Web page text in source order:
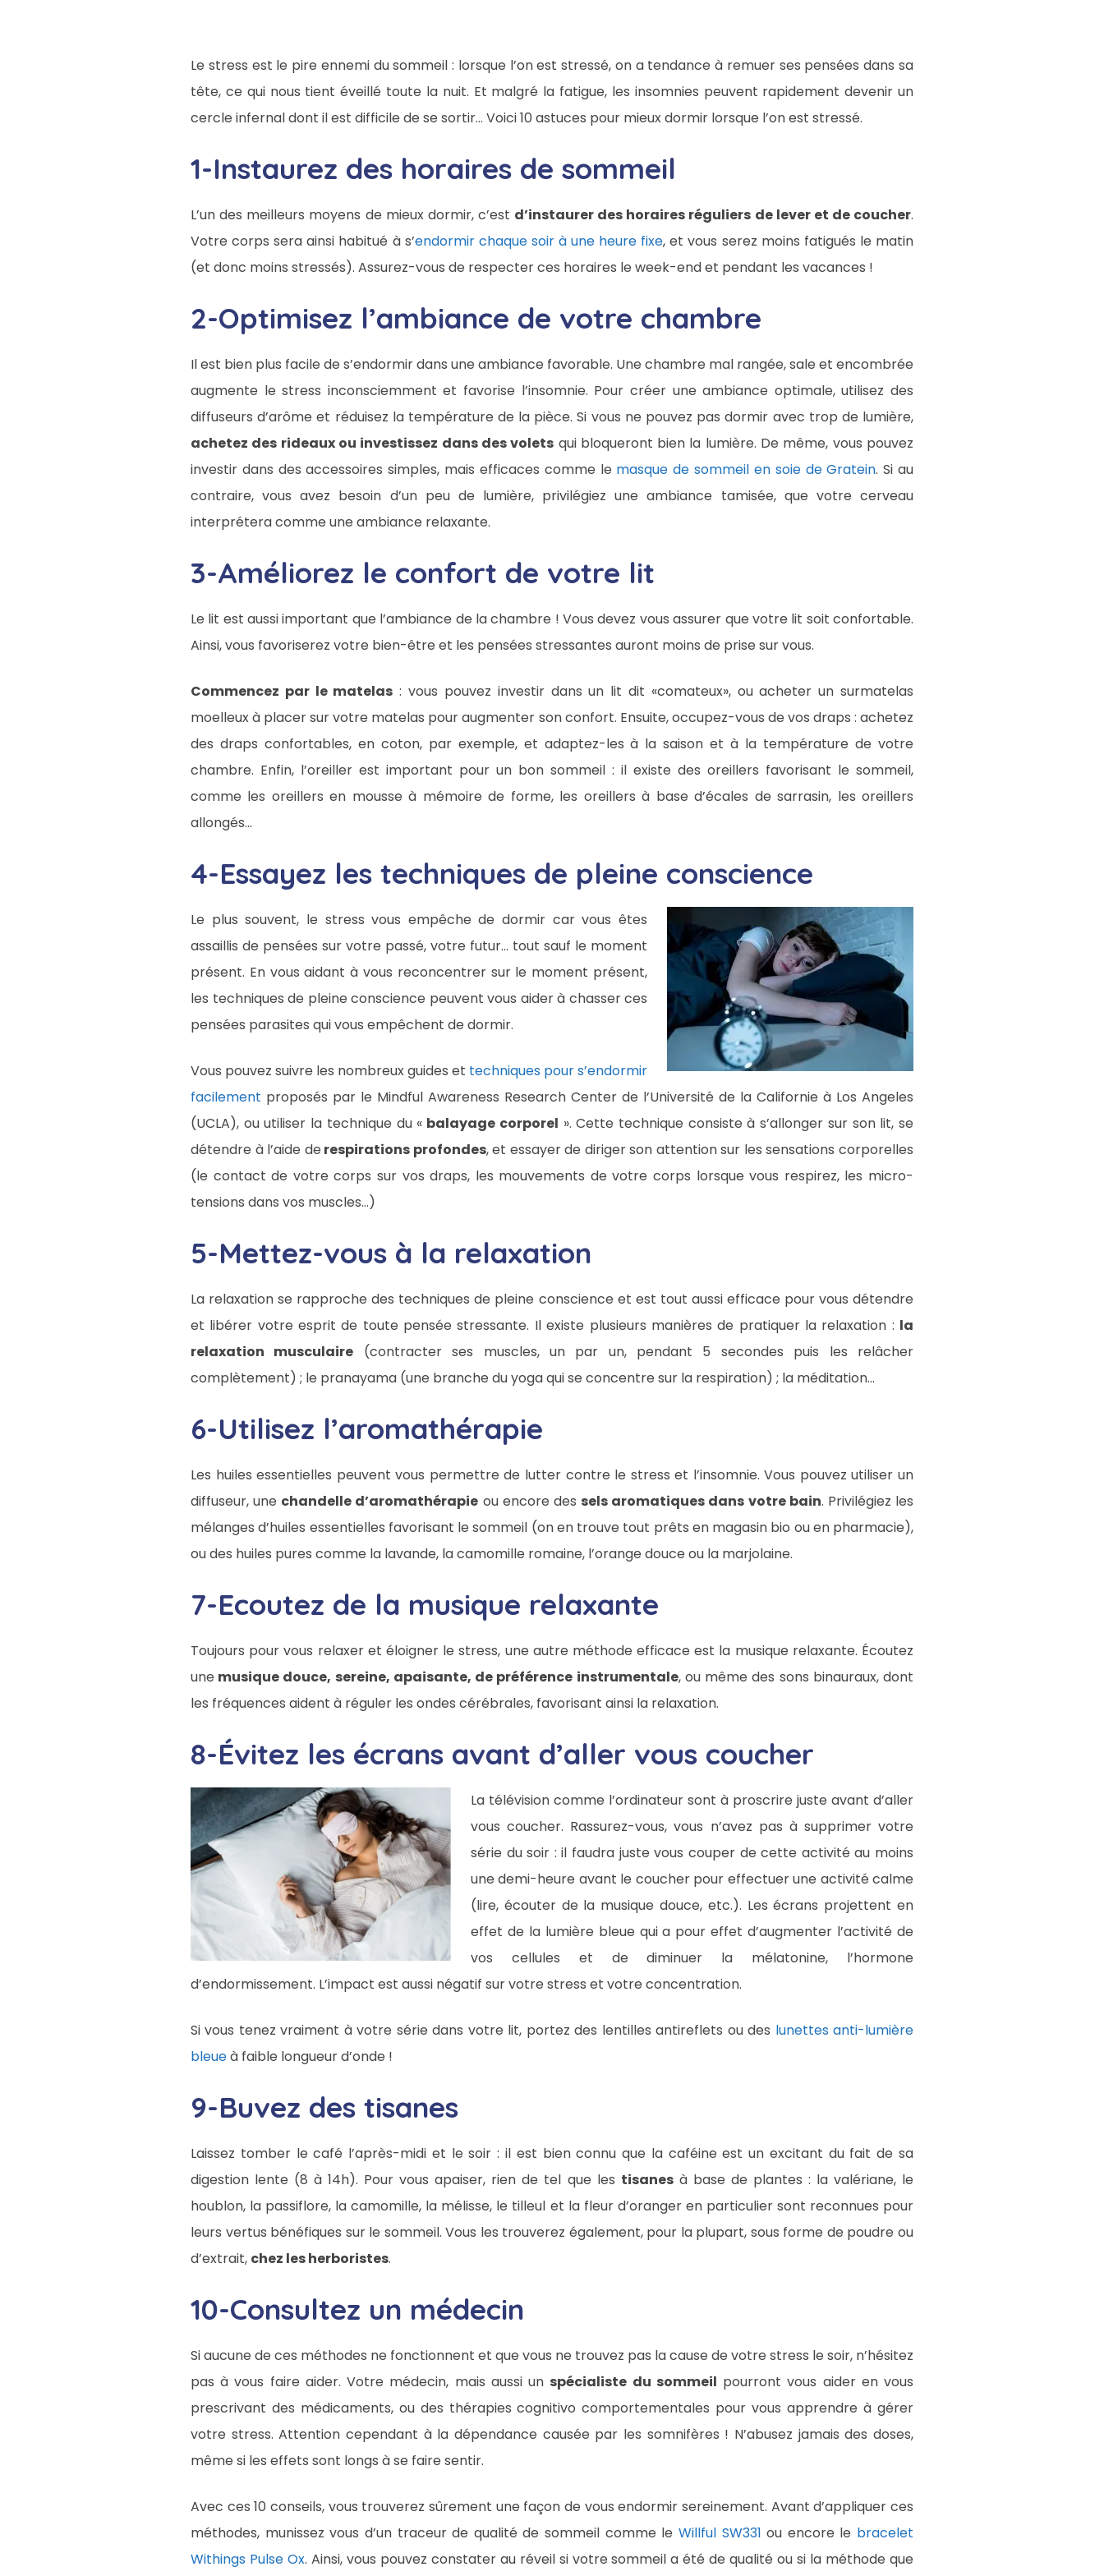
Le stress est le pire ennemi du sommeil : lorsque l’on est stressé, on a tendance à remuer ses pensées dans sa
tête, ce qui nous tient éveillé toute la nuit. Et malgré la fatigue, les insomnies peuvent rapidement devenir un
cercle infernal dont il est difficile de se sortir… Voici 10 astuces pour mieux dormir lorsque l’on est stressé.
1-Instaurez des horaires de sommeil
L’un des meilleurs moyens de mieux dormir, c’est d’instaurer des horaires réguliers de lever et de coucher.
Votre corps sera ainsi habitué à s’endormir chaque soir à une heure fixe, et vous serez moins fatigués le matin
(et donc moins stressés). Assurez-vous de respecter ces horaires le week-end et pendant les vacances !
2-Optimisez l’ambiance de votre chambre
Il est bien plus facile de s’endormir dans une ambiance favorable. Une chambre mal rangée, sale et encombrée
augmente le stress inconsciemment et favorise l’insomnie. Pour créer une ambiance optimale, utilisez des
diffuseurs d’arôme et réduisez la température de la pièce. Si vous ne pouvez pas dormir avec trop de lumière,
achetez des rideaux ou investissez dans des volets qui bloqueront bien la lumière. De même, vous pouvez
investir dans des accessoires simples, mais efficaces comme le masque de sommeil en soie de Gratein. Si au
contraire, vous avez besoin d’un peu de lumière, privilégiez une ambiance tamisée, que votre cerveau
interprétera comme une ambiance relaxante.
3-Améliorez le confort de votre lit
Le lit est aussi important que l’ambiance de la chambre ! Vous devez vous assurer que votre lit soit confortable.
Ainsi, vous favoriserez votre bien-être et les pensées stressantes auront moins de prise sur vous.
Commencez par le matelas : vous pouvez investir dans un lit dit «comateux», ou acheter un surmatelas
moelleux à placer sur votre matelas pour augmenter son confort. Ensuite, occupez-vous de vos draps : achetez
des draps confortables, en coton, par exemple, et adaptez-les à la saison et à la température de votre
chambre. Enfin, l’oreiller est important pour un bon sommeil : il existe des oreillers favorisant le sommeil,
comme les oreillers en mousse à mémoire de forme, les oreillers à base d’écales de sarrasin, les oreillers
allongés…
4-Essayez les techniques de pleine conscience
Le plus souvent, le stress vous empêche de dormir car vous êtes
assaillis de pensées sur votre passé, votre futur… tout sauf le moment
présent. En vous aidant à vous reconcentrer sur le moment présent,
les techniques de pleine conscience peuvent vous aider à chasser ces
pensées parasites qui vous empêchent de dormir.
Vous pouvez suivre les nombreux guides et techniques pour s’endormir
facilement proposés par le Mindful Awareness Research Center de l’Université de la Californie à Los Angeles
(UCLA), ou utiliser la technique du « balayage corporel ». Cette technique consiste à s’allonger sur son lit, se
détendre à l’aide de respirations profondes, et essayer de diriger son attention sur les sensations corporelles
(le contact de votre corps sur vos draps, les mouvements de votre corps lorsque vous respirez, les micro-
tensions dans vos muscles…)
5-Mettez-vous à la relaxation
La relaxation se rapproche des techniques de pleine conscience et est tout aussi efficace pour vous détendre
et libérer votre esprit de toute pensée stressante. Il existe plusieurs manières de pratiquer la relaxation : la
relaxation musculaire (contracter ses muscles, un par un, pendant 5 secondes puis les relâcher
complètement) ; le pranayama (une branche du yoga qui se concentre sur la respiration) ; la méditation…
6-Utilisez l’aromathérapie
Les huiles essentielles peuvent vous permettre de lutter contre le stress et l’insomnie. Vous pouvez utiliser un
diffuseur, une chandelle d’aromathérapie ou encore des sels aromatiques dans votre bain. Privilégiez les
mélanges d’huiles essentielles favorisant le sommeil (on en trouve tout prêts en magasin bio ou en pharmacie),
ou des huiles pures comme la lavande, la camomille romaine, l’orange douce ou la marjolaine.
7-Ecoutez de la musique relaxante
Toujours pour vous relaxer et éloigner le stress, une autre méthode efficace est la musique relaxante. Écoutez
une musique douce, sereine, apaisante, de préférence instrumentale, ou même des sons binauraux, dont
les fréquences aident à réguler les ondes cérébrales, favorisant ainsi la relaxation.
8-Évitez les écrans avant d’aller vous coucher
La télévision comme l’ordinateur sont à proscrire juste avant d’aller
vous coucher. Rassurez-vous, vous n’avez pas à supprimer votre
série du soir : il faudra juste vous couper de cette activité au moins
une demi-heure avant le coucher pour effectuer une activité calme
(lire, écouter de la musique douce, etc.). Les écrans projettent en
effet de la lumière bleue qui a pour effet d’augmenter l’activité de
vos cellules et de diminuer la mélatonine, l’hormone
d’endormissement. L’impact est aussi négatif sur votre stress et votre concentration.
Si vous tenez vraiment à votre série dans votre lit, portez des lentilles antireflets ou des lunettes anti-lumière
bleueà faible longueur d’onde !
9-Buvez des tisanes
Laissez tomber le café l’après-midi et le soir : il est bien connu que la caféine est un excitant du fait de sa
digestion lente (8 à 14h). Pour vous apaiser, rien de tel que les tisanesà base de plantes : la valériane, le
houblon, la passiflore, la camomille, la mélisse, le tilleul et la fleur d’oranger en particulier sont reconnues pour
leurs vertus bénéfiques sur le sommeil. Vous les trouverez également, pour la plupart, sous forme de poudre ou
d’extrait, chez les herboristes.
10-Consultez un médecin
Si aucune de ces méthodes ne fonctionnent et que vous ne trouvez pas la cause de votre stress le soir, n’hésitez
pas à vous faire aider. Votre médecin, mais aussi un spécialiste du sommeil pourront vous aider en vous
prescrivant des médicaments, ou des thérapies cognitivo comportementales pour vous apprendre à gérer
votre stress. Attention cependant à la dépendance causée par les somnifères ! N’abusez jamais des doses,
même si les effets sont longs à se faire sentir.
Avec ces 10 conseils, vous trouverez sûrement une façon de vous endormir sereinement. Avant d’appliquer ces
méthodes, munissez vous d’un traceur de qualité de sommeil comme le Willful SW331 ou encore le bracelet
Withings Pulse Ox. Ainsi, vous pouvez constater au réveil si votre sommeil a été de qualité ou si la méthode que